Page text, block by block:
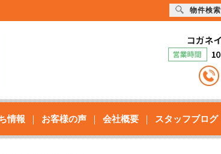
情報 お客様の声 会社概要 スタッフブログ
物件検索